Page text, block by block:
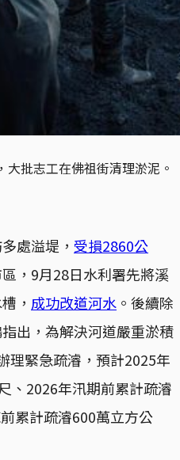
批志工在佛祖街清理淤泥。
處溢堤， 受損2860公
，9月28日水利署先將溪
， 成功改道河水 。後續除
出，為解決河道嚴重淤積
理緊急疏濬，預計2025年
、2026年汛期前累計疏濬
累計疏濬600萬立方公